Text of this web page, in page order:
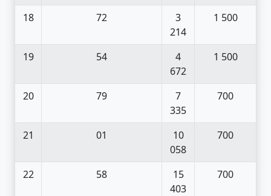
18 72
3
214
1 500
19 54
4
672
1 500
20 79
7
335
700
21 01
10
058
700
22 58
15
403
700